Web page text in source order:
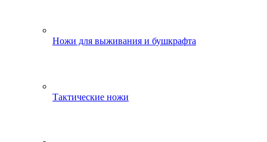
Ножи для выживания и бушкрафта
Тактические ножи